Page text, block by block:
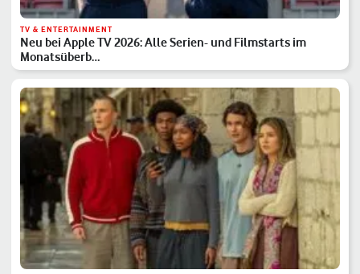
TV & ENTERTAINMENT
Neu bei Apple TV 2026: Alle Serien- und Filmstarts im
Monatsüberb…